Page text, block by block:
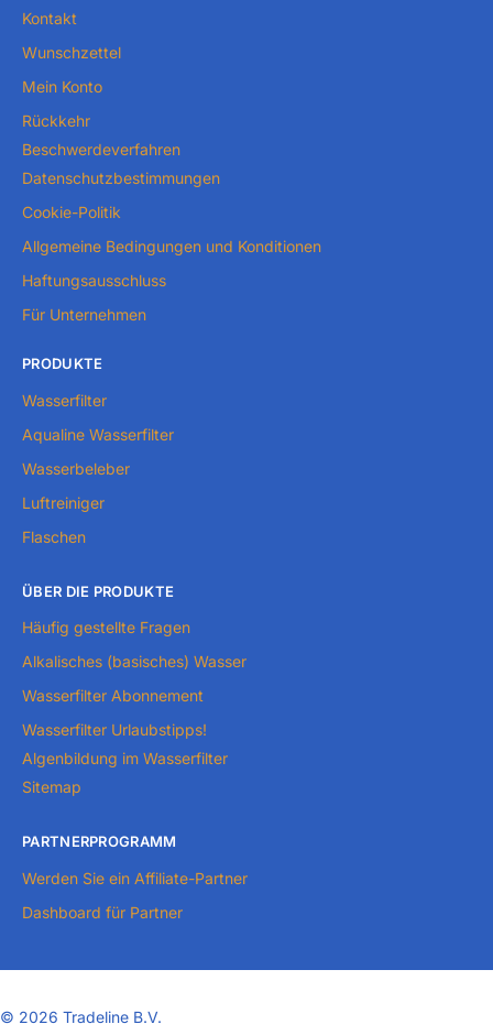
Kontakt
Wunschzettel
Mein Konto
Rückkehr
Beschwerdeverfahren
Datenschutzbestimmungen
Cookie-Politik
Allgemeine Bedingungen und Konditionen
Haftungsausschluss
Für Unternehmen
PRODUKTE
Wasserfilter
Aqualine Wasserfilter
Wasserbeleber
Luftreiniger
Flaschen
ÜBER DIE PRODUKTE
Häufig gestellte Fragen
Alkalisches (basisches) Wasser
Wasserfilter Abonnement
Wasserfilter Urlaubstipps!
Algenbildung im Wasserfilter
Sitemap
PARTNERPROGRAMM
Werden Sie ein Affiliate-Partner
Dashboard für Partner
© 2026 Tradeline B.V.